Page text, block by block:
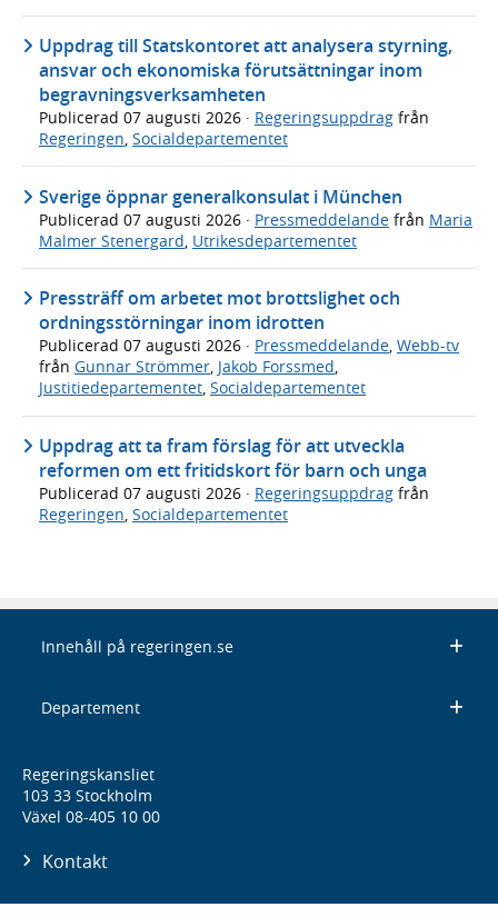
Uppdrag till Statskontoret att analysera styrning,
ansvar och ekonomiska förutsättningar inom
begravningsverksamheten
Publicerad 07 augusti 2026 · Regeringsuppdrag från
Regeringen, Socialdepartementet
Sverige öppnar generalkonsulat i München
Publicerad 07 augusti 2026 · Pressmeddelande från Maria
Malmer Stenergard Utrikesdepartementet
Pressträff om arbetet mot brottslighet och
ordningsstörningar inom idrotten
Publicerad 07 augusti 2026 · Pressmeddelande, Webb-tv
från Gunnar Strömmer, Jakob Forssmed,
Justitiedepartementet, Socialdepartementet
Uppdrag att ta fram förslag för att utveckla
reformen om ett fritidskort för barn och unga
Publicerad 07 augusti 2026 · Regeringsuppdrag från
Regeringen, Socialdepartementet
Innehåll på regeringen.se
Departement
Regeringskansliet
103 33 Stockholm
Växel 08-405 10 00
Kontakt